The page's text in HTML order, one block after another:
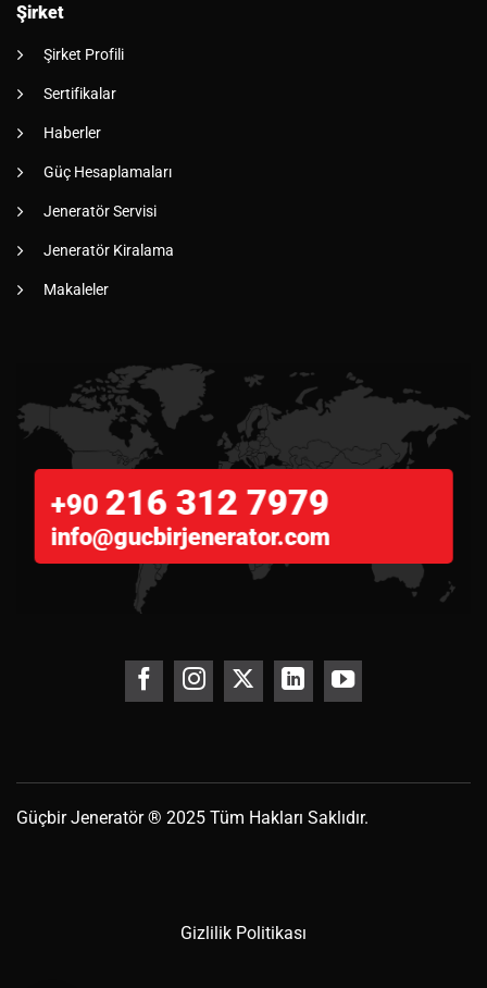
Şirket
Şirket Profili
Sertifikalar
Haberler
Güç Hesaplamaları
Jeneratör Servisi
Jeneratör Kiralama
Makaleler
+90 216 312 7979
info@gucbirjenerator.com
GüçbirJeneratör® 2025 Tüm Hakları Saklıdır.
Gizlilik Politikası